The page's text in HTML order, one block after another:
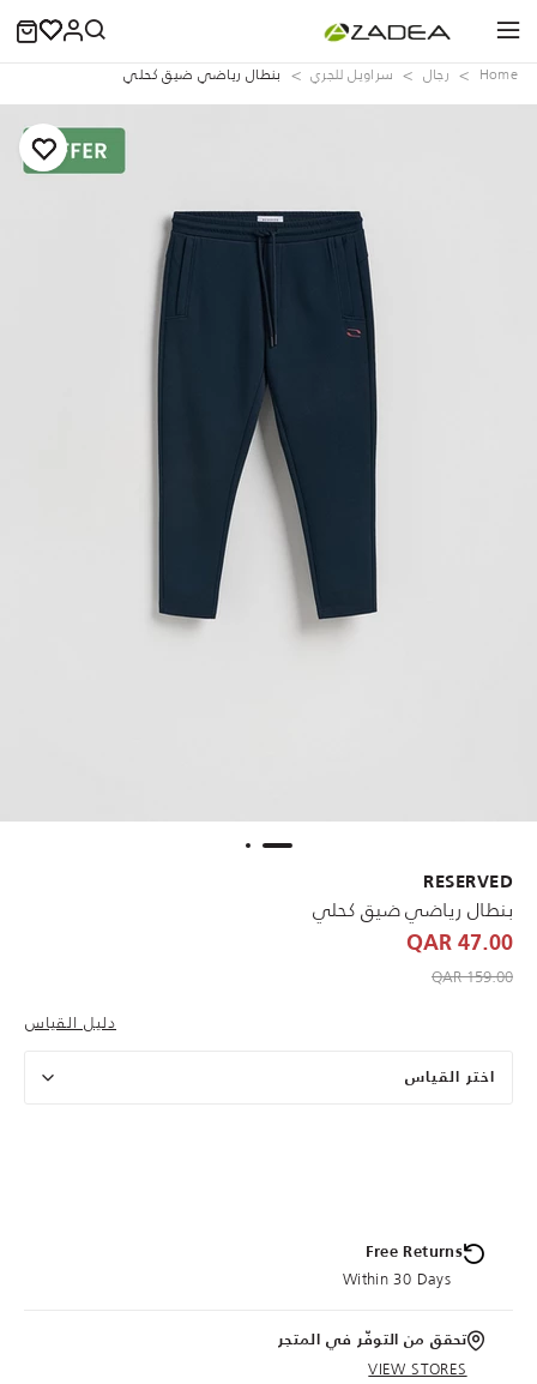
Home رجال سراويل للجري بنطال رياضي ضيق كحلي
RESERVED
بنطال رياضي ضيق كحلي
47.00 QAR
Price reduced from
159.00 QAR
to 47.00 QAR
دليل القياس
اختر القياس
Free Returns
Within 30 Days
تحقق من التوفّر في المتجر
VIEW STORES